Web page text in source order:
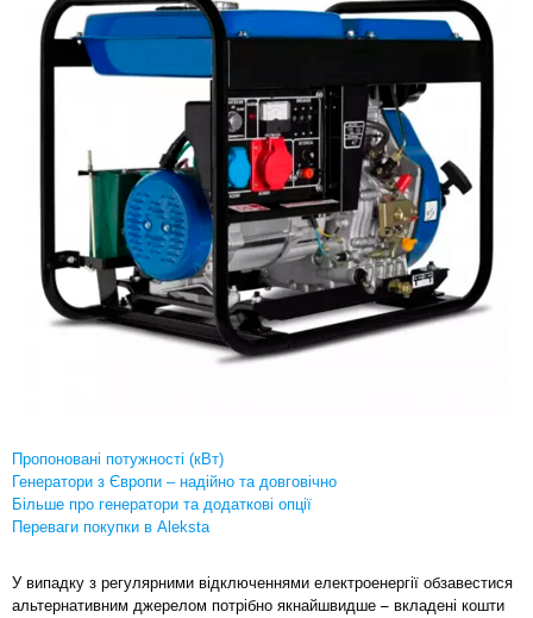
Пропоновані потужності (кВт)
Генератори з Європи – надійно та довговічно
Більше про генератори та додаткові опції
Переваги покупки в Aleksta
У випадку з регулярними відключеннями електроенергії обзавестися
альтернативним джерелом потрібно якнайшвидше – вкладені кошти